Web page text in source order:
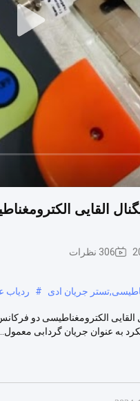
القایی
306 نظرات
جریان ادی # ردیاب
به عنوان جریان گردابی معمول...